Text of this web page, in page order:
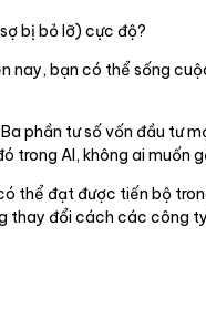
bị bỏ lỡ) cực độ?
nay, bạn có thể sống
phần tư số vốn đầu tư
trong AI, không ai muốn
thể đạt được tiến bộ
thay đổi cách các công